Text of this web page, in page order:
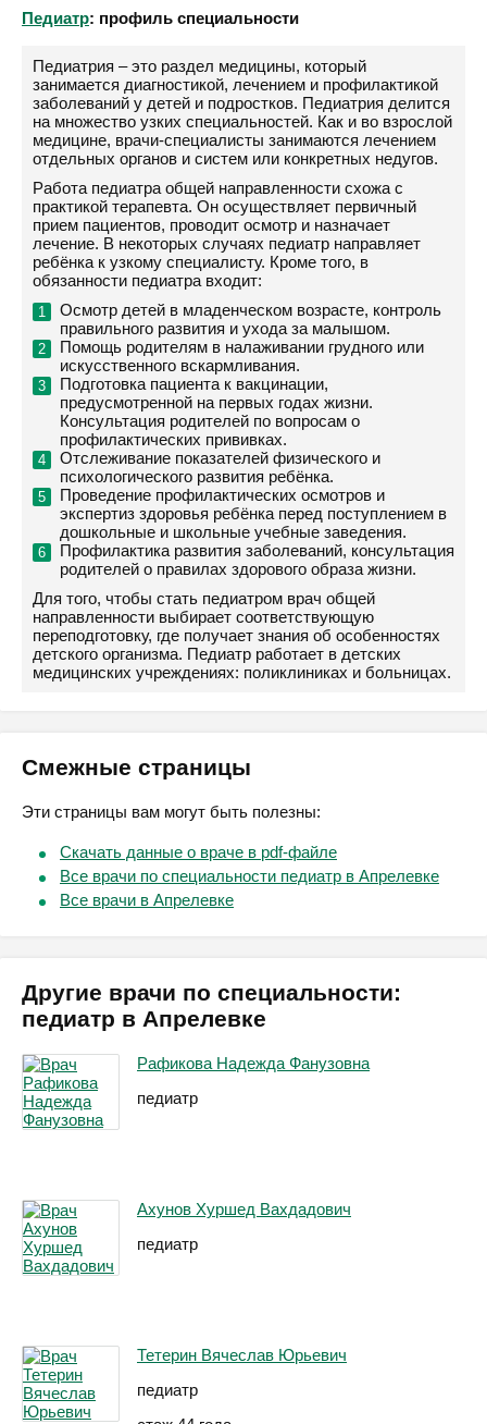
Педиатр: профиль специальности
Педиатрия – это раздел медицины, который
занимается диагностикой, лечением и профилактикой
заболеваний у детей и подростков. Педиатрия делится
на множество узких специальностей. Как и во взрослой
медицине, врачи-специалисты занимаются лечением
отдельных органов и систем или конкретных недугов.
Работа педиатра общей направленности схожа с
практикой терапевта. Он осуществляет первичный
прием пациентов, проводит осмотр и назначает
лечение. В некоторых случаях педиатр направляет
ребёнка к узкому специалисту. Кроме того, в
обязанности педиатра входит:
Осмотр детей в младенческом возрасте, контроль
правильного развития и ухода за малышом.
Помощь родителям в налаживании грудного или
искусственного вскармливания.
Подготовка пациента к вакцинации,
предусмотренной на первых годах жизни.
Консультация родителей по вопросам о
профилактических прививках.
Отслеживание показателей физического и
психологического развития ребёнка.
Проведение профилактических осмотров и
экспертиз здоровья ребёнка перед поступлением в
дошкольные и школьные учебные заведения.
Профилактика развития заболеваний, консультация
родителей о правилах здорового образа жизни.
Для того, чтобы стать педиатром врач общей
направленности выбирает соответствующую
переподготовку, где получает знания об особенностях
детского организма. Педиатр работает в детских
медицинских учреждениях: поликлиниках и больницах.
Смежные страницы
Эти страницы вам могут быть полезны:
Скачать данные о враче в pdf-файле
Все врачи по специальности педиатр в Апрелевке
Все врачи в Апрелевке
Другие врачи по специальности:
педиатр в Апрелевке
Рафикова Надежда Фанузовна
педиатр
Ахунов Хуршед Вахдадович
педиатр
Тетерин Вячеслав Юрьевич
педиатр